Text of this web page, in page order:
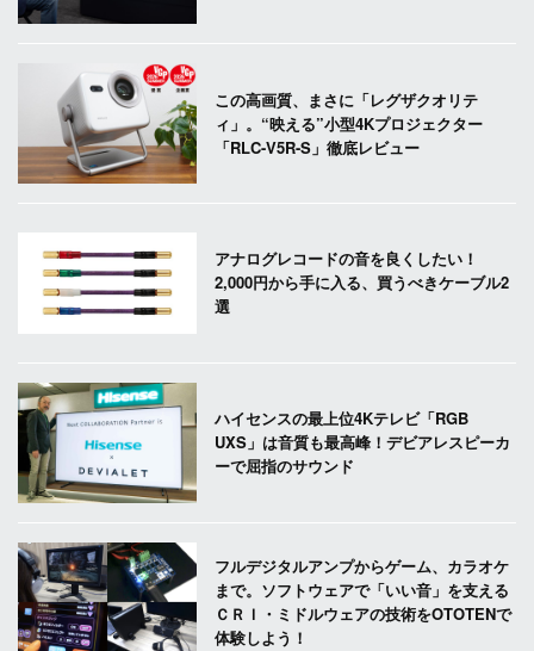
この高画質、まさに「レグザクオリテ
ィ」。“映える”小型4Kプロジェクター
「RLC-V5R-S」徹底レビュー
アナログレコードの音を良くしたい！
2,000円から手に入る、買うべきケーブル2
選
ハイセンスの最上位4Kテレビ「RGB
UXS」は音質も最高峰！デビアレスピーカ
ーで屈指のサウンド
フルデジタルアンプからゲーム、カラオケ
まで。ソフトウェアで「いい音」を支える
ＣＲＩ・ミドルウェアの技術をOTOTENで
体験しよう！